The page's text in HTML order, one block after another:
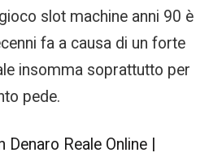
slot machine anni 90 è
fa a causa di un forte
insomma soprattutto per
pede.
Reale Online |